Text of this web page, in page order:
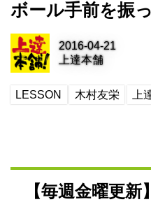
ボール手前を振
2016-04-21
上達本舗
LESSON 木村友栄 上
【毎週金曜更